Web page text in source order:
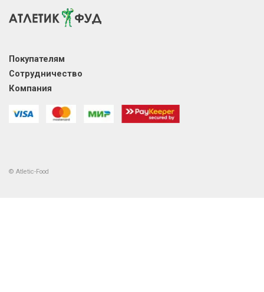
Покупателям
Сотрудничество
Компания
© Atletic-Food